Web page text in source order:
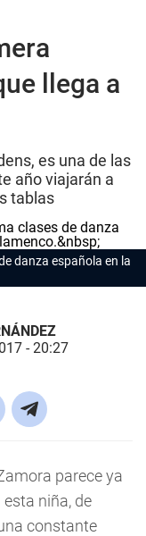
llega a
es una de las
año viajarán a
tablas
danza española en la
- 20:27
parece ya
niña, de
constante